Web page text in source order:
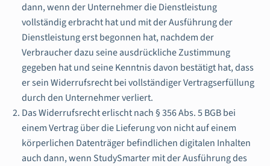
dann, wenn der Unternehmer die Dienstleistung
vollständig erbracht hat und mit der Ausführung der
Dienstleistung erst begonnen hat, nachdem der
Verbraucher dazu seine ausdrückliche Zustimmung
gegeben hat und seine Kenntnis davon bestätigt hat, dass
er sein Widerrufsrecht bei vollständiger Vertragserfüllung
durch den Unternehmer verliert.
Das Widerrufsrecht erlischt nach § 356 Abs. 5 BGB bei
einem Vertrag über die Lieferung von nicht auf einem
körperlichen Datenträger befindlichen digitalen Inhalten
auch dann, wenn StudySmarter mit der Ausführung des